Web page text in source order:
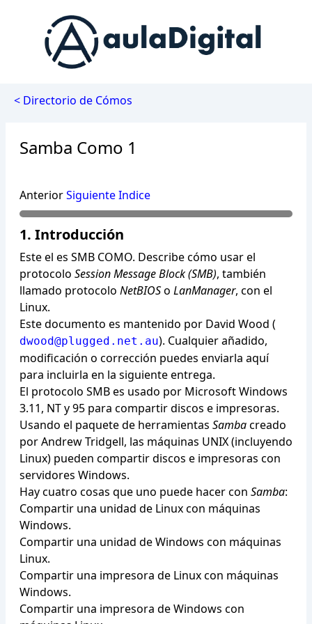
< Directorio de Cómos
Samba Como 1
AnteriorSiguienteIndice
1. Introducción
Este el es SMB COMO. Describe cómo usar el
protocolo Session Message Block (SMB), también
llamado protocolo NetBIOSo LanManager, con el
Linux.
Este documento es mantenido por David Wood (
dwood@plugged.net.au). Cualquier añadido,
modificación o corrección puedes enviarla aquí
para incluirla en la siguiente entrega.
El protocolo SMB es usado por Microsoft Windows
3.11, NT y 95 para compartir discos e impresoras.
Usando el paquete de herramientas Sambacreado
por Andrew Tridgell, las máquinas UNIX (incluyendo
Linux) pueden compartir discos e impresoras con
servidores Windows.
Hay cuatro cosas que uno puede hacer con Samba:
Compartir una unidad de Linux con máquinas
Windows.
Compartir una unidad de Windows con máquinas
Linux.
Compartir una impresora de Linux con máquinas
Windows.
Compartir una impresora de Windows con